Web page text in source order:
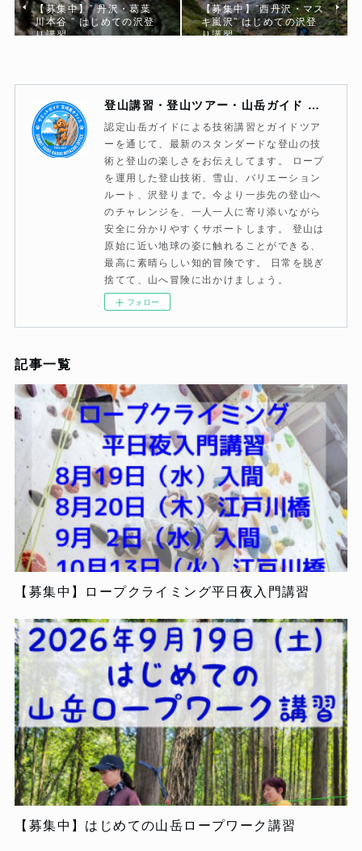
【募集中】” 丹沢・葛葉
川本谷 ” はじめての沢登
り講習
【募集中】”西丹沢・マス
キ嵐沢” はじめての沢登
り講習
登山講習・登山ツアー・山岳ガイド サミットガイド宮崎薫オフィス
認定山岳ガイドによる技術講習とガイドツア
ーを通じて、最新のスタンダードな登山の技
術と登山の楽しさをお伝えしてます。 ロープ
を運用した登山技術、雪山、バリエーション
ルート、沢登りまで。今より一歩先の登山へ
のチャレンジを、一人一人に寄り添いながら
安全に分かりやすくサポートします。 登山は
原始に近い地球の姿に触れることができる、
最高に素晴らしい知的冒険です。 日常を脱ぎ
捨てて、山へ冒険に出かけましょう。
フォロー
記事一覧
【募集中】ロープクライミング平日夜入門講習
【募集中】はじめての山岳ロープワーク講習